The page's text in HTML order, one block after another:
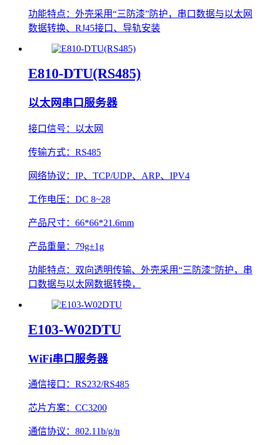
功能特点： 外壳采用“三防漆”防护，串口数据与以太网
数据转换、RJ45接口、导轨安装
E810-DTU(RS485)
以太网串口服务器
接口信号： 以太网
传输方式： RS485
网络协议： IP、TCP/UDP、ARP、IPV4
工作电压： DC 8~28
产品尺寸： 66*66*21.6mm
产品重量： 79g±1g
功能特点： 双向透明传输、外壳采用“三防漆”防护，串
口数据与以太网数据转换，
E103-W02DTU
WiFi串口服务器
通信接口： RS232/RS485
芯片方案： CC3200
通信协议： 802.11b/g/n